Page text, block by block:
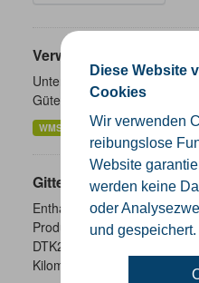
Diese Website
Cookies
Wir verwenden
reibungslose
Website
werden keine
oder
und gespeichert.
Verwaltungsgrenzen
Unterschiedliche Ebenen
Gütersloh
WMS SHP GeoJSON KML
Gitternetze
Enthalten sind die
Produkte: - DTK100 -
DTK25 - DOP10 - DGK5
Kilometerquadrat (GK3)...